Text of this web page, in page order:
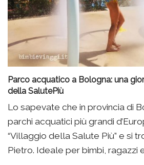
Parco acquatico a Bologna: una
della SalutePiù
Lo sapevate che in provincia di
parchi acquatici più grandi
“Villaggio della Salute Più” e si
Pietro. Ideale per bimbi, ragazzi